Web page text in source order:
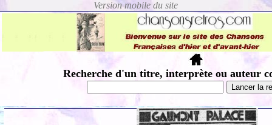
Recherche d'un titre, interprète ou auteur